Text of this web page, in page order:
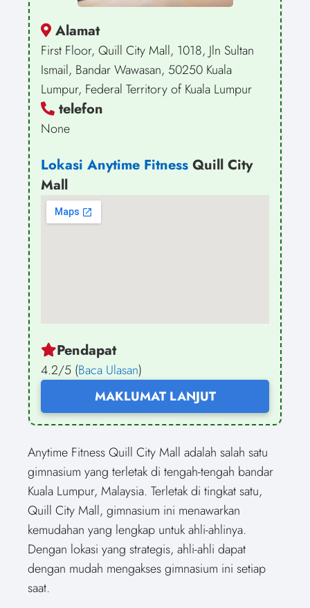
Alamat
First Floor, Quill City Mall, 1018, Jln Sultan
Ismail, Bandar Wawasan, 50250 Kuala
Lumpur, Federal Territory of Kuala Lumpur
telefon
None
Lokasi Anytime Fitness Quill City
Mall
Pendapat
4.2/5 (Baca Ulasan)
MAKLUMAT LANJUT
Anytime Fitness Quill City Mall adalah salah satu
gimnasium yang terletak di tengah-tengah bandar
Kuala Lumpur, Malaysia. Terletak di tingkat satu,
Quill City Mall, gimnasium ini menawarkan
kemudahan yang lengkap untuk ahli-ahlinya.
Dengan lokasi yang strategis, ahli-ahli dapat
dengan mudah mengakses gimnasium ini setiap
saat.